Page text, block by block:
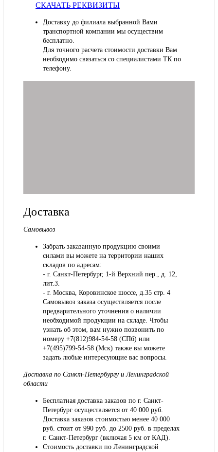
СКАЧАТЬ РЕКВИЗИТЫ
Доставку до филиала выбранной Вами
транспортной компании мы осуществим
бесплатно.
Для точного расчета стоимости доставки Вам
необходимо связаться со специалистами ТК по
телефону.
Доставка
Самовывоз
Забрать заказанную продукцию своими
силами вы можете на территории наших
складов по адресам:
- г. Санкт-Петербург, 1-й Верхний пер., д. 12,
лит.З.
- г. Москва, Коровинское шоссе, д.35 стр. 4
Самовывоз заказа осуществляется после
предварительного уточнения о наличии
необходимой продукции на складе. Чтобы
узнать об этом, вам нужно позвонить по
номеру +7(812)984-54-58 (СПб) или
+7(495)799-54-58 (Мск) также вы можете
задать любые интересующие вас вопросы.
Доставка по Санкт-Петербургу и Ленинградской
области
Бесплатная доставка заказов по г. Санкт-
Петербург осуществляется от 40 000 руб.
Доставка заказов стоимостью менее 40 000
руб. стоит от 990 руб. до 2500 руб. в пределах
г. Санкт-Петербург (включая 5 км от КАД).
Стоимость доставки по Ленинградской